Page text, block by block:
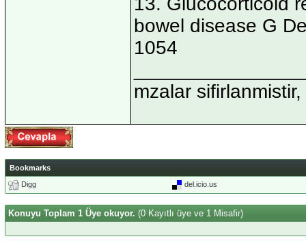
bowel disease G
1054
mzalar
Bookmarks
Digg
del.icio.us
Konuyu Toplam 1 Üye okuyor. (0 Kayıtlı üye ve 1 Misafir)